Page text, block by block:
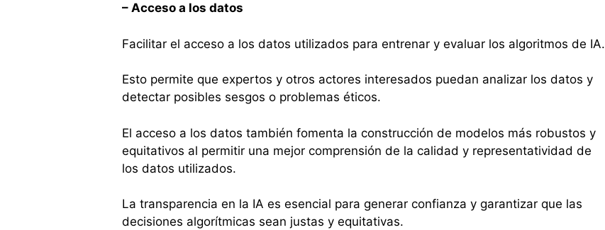
– Acceso a los datos
Facilitar el acceso a los datos utilizados para entrenar y evaluar los algoritmos de IA.
Esto permite que expertos y otros actores interesados puedan analizar los datos y
detectar posibles sesgos o problemas éticos.
El acceso a los datos también fomenta la construcción de modelos más robustos y
equitativos al permitir una mejor comprensión de la calidad y representatividad de
los datos utilizados.
La transparencia en la IA es esencial para generar confianza y garantizar que las
decisiones algorítmicas sean justas y equitativas.